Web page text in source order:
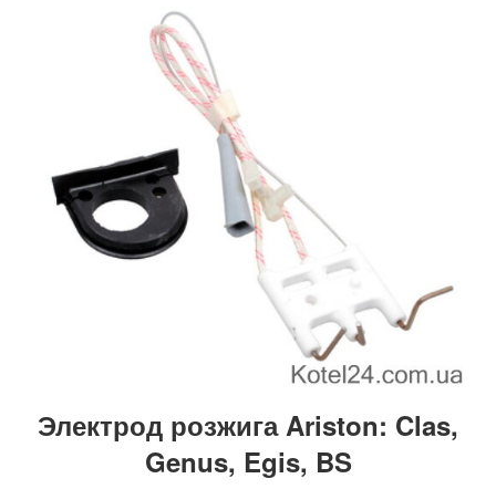
Электрод розжига Ariston: Clas,
Genus, Egis, BS